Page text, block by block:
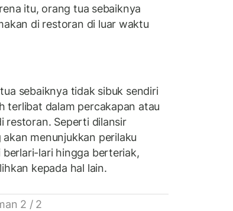
itu, orang tua sebaiknya
di restoran di luar waktu
sebaiknya tidak sibuk sendiri
terlibat dalam percakapan atau
restoran. Seperti dilansir
menunjukkan perilaku
lari hingga berteriak,
kepada hal lain.
2 / 2